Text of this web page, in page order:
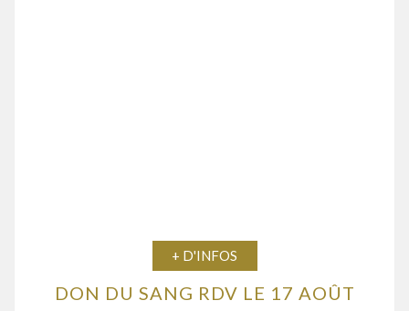
+ D'INFOS
DON DU SANG RDV LE 17 AOÛT